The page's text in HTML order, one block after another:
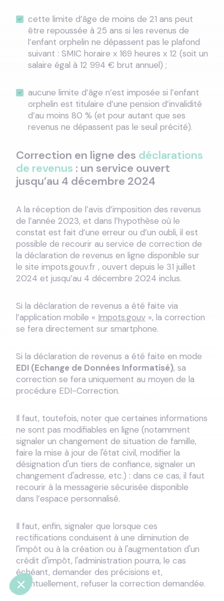
cette limite d’âge de moins de 21 ans peut
être repoussée à 25 ans si les revenus de
l’enfant orphelin ne dépassent pas le plafond
suivant : SMIC horaire x 169 heures x 12 (soit un
salaire égal à 12 994 € brut annuel) ;
aucune limite d’âge n’est imposée si l’enfant
orphelin est titulaire d’une pension d’invalidité
d’au moins 80 % (et pour autant que ses
revenus ne dépassent pas le seuil précité).
Correction en ligne des déclarations
de revenus : un service ouvert
jusqu’au 4 décembre 2024
A la réception de l’avis d’imposition des revenus
de l’année 2023, et dans l’hypothèse où le
constat est fait d’une erreur ou d’un oubli, il est
possible de recourir au service de correction de
la déclaration de revenus en ligne disponible sur
le site impots.gouv.fr , ouvert depuis le 31 juillet
2024 et jusqu’au 4 décembre 2024 inclus.
Si la déclaration de revenus a été faite via
l’application mobile « Impots.gouv », la correction
se fera directement sur smartphone.
Si la déclaration de revenus a été faite en mode
EDI (Echange de Données Informatisé), sa
correction se fera uniquement au moyen de la
procédure EDI-Correction.
Il faut, toutefois, noter que certaines informations
ne sont pas modifiables en ligne (notamment
signaler un changement de situation de famille,
faire la mise à jour de l'état civil, modifier la
désignation d'un tiers de confiance, signaler un
changement d'adresse, etc.) : dans ce cas, il faut
recourir à la messagerie sécurisée disponible
dans l’espace personnalisé.
Il faut, enfin, signaler que lorsque ces
rectifications conduisent à une diminution de
l'impôt ou à la création ou à l'augmentation d'un
crédit d'impôt, l'administration pourra, le cas
échéant, demander des précisions et,
éventuellement, refuser la correction demandée.